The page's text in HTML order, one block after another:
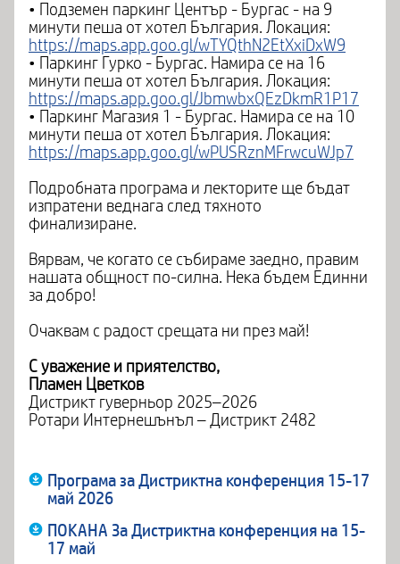
• Подземен паркинг Център - Бургас - на 9
минути пеша от хотел България. Локация:
https://maps.app.goo.gl/wTYQthN2EtXxiDxW9
• Паркинг Гурко - Бургас. Намира се на 16
минути пеша от хотел България. Локация:
https://maps.app.goo.gl/JbmwbxQEzDkmR1P17
• Паркинг Магазия 1 - Бургас. Намира се на 10
минути пеша от хотел България. Локация:
https://maps.app.goo.gl/wPUSRznMFrwcuWJp7
Подробната програма и лекторите ще бъдат
изпратени веднага след тяхното
финализиране.
Вярвам, че когато се събираме заедно, правим
нашата общност по-силна. Нека бъдем Единни
за добро!
Очаквам с радост срещата ни през май!
С уважение и приятелство,
Пламен Цветков
Дистрикт гуверньор 2025–2026
Ротари Интернешънъл – Дистрикт 2482
Програма за Дистриктна конференция 15-17
май 2026
ПОКАНА За Дистриктна конференция на 15-
17 май